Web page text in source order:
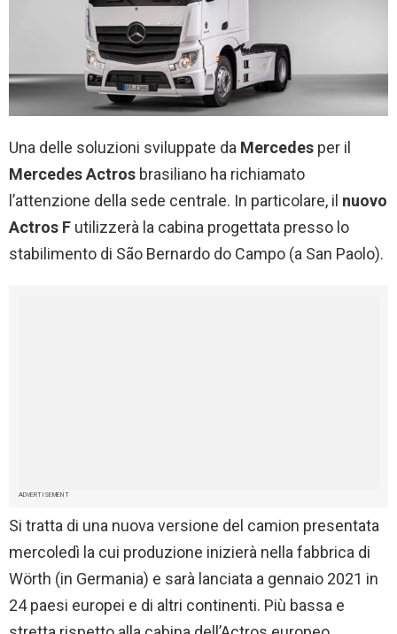
Una delle soluzioni sviluppate da Mercedes per il
Mercedes Actros brasiliano ha richiamato
l’attenzione della sede centrale. In particolare, il nuovo
Actros F utilizzerà la cabina progettata presso lo
stabilimento di São Bernardo do Campo (a San Paolo).
ADVERTISEMENT
Si tratta di una nuova versione del camion presentata
mercoledì la cui produzione inizierà nella fabbrica di
Wörth (in Germania) e sarà lanciata a gennaio 2021 in
24 paesi europei e di altri continenti. Più bassa e